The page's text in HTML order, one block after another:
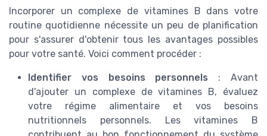
Incorporer un complexe de vitamines B dans votre
routine quotidienne nécessite un peu de planification
pour s'assurer d'obtenir tous les avantages possibles
pour votre santé. Voici comment procéder :
Identifier vos besoins personnels : Avant
d'ajouter un complexe de vitamines B, évaluez
votre régime alimentaire et vos besoins
nutritionnels personnels. Les vitamines B